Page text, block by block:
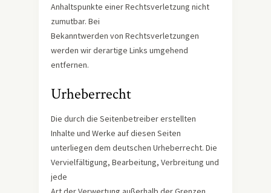
Anhaltspunkte einer Rechtsverletzung nicht
zumutbar. Bei
Bekanntwerden von Rechtsverletzungen
werden wir derartige Links umgehend
entfernen.
Urheberrecht
Die durch die Seitenbetreiber erstellten
Inhalte und Werke auf diesen Seiten
unterliegen dem deutschen Urheberrecht. Die
Vervielfältigung, Bearbeitung, Verbreitung und
jede